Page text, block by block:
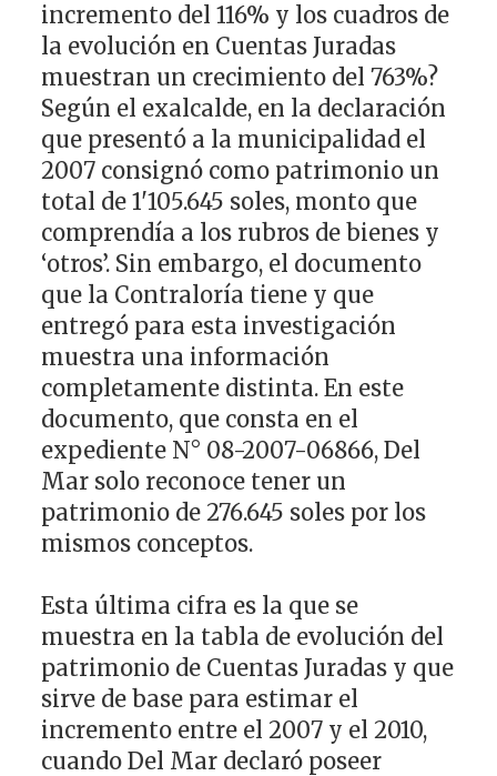
incremento del 116% y los cuadros de
la evolución en Cuentas Juradas
muestran un crecimiento del 763%?
Según el exalcalde, en la declaración
que presentó a la municipalidad el
2007 consignó como patrimonio un
total de 1'105.645 soles, monto que
comprendía a los rubros de bienes y
‘otros’. Sin embargo, el documento
que la Contraloría tiene y que
entregó para esta investigación
muestra una información
completamente distinta. En este
documento, que consta en el
expediente N° 08-2007-06866, Del
Mar solo reconoce tener un
patrimonio de 276.645 soles por los
mismos conceptos.
Esta última cifra es la que se
muestra en la tabla de evolución del
patrimonio de Cuentas Juradas y que
sirve de base para estimar el
incremento entre el 2007 y el 2010,
cuando Del Mar declaró poseer